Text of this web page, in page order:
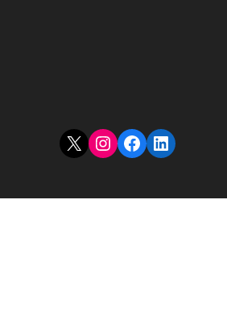
X Instagram
Facebook
LinkedIn